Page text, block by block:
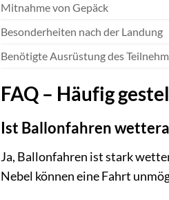
Mitnahme von Gepäck
Besonderheiten nach der Landung
Benötigte Ausrüstung des
FAQ – Häufig
Ist Ballonfahren
Ja, Ballonfahren ist stark
Nebel können eine Fahrt